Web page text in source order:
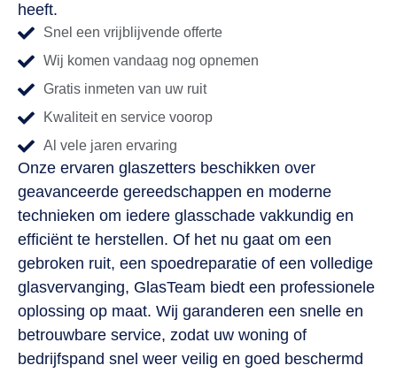
heeft.
Snel een vrijblijvende offerte
Wij komen vandaag nog opnemen
Gratis inmeten van uw ruit
Kwaliteit en service voorop
Al vele jaren ervaring
Onze ervaren glaszetters beschikken over
geavanceerde gereedschappen en moderne
technieken om iedere glasschade vakkundig en
efficiënt te herstellen. Of het nu gaat om een
gebroken ruit, een spoedreparatie of een volledige
glasvervanging, GlasTeam biedt een professionele
oplossing op maat. Wij garanderen een snelle en
betrouwbare service, zodat uw woning of
bedrijfspand snel weer veilig en goed beschermd